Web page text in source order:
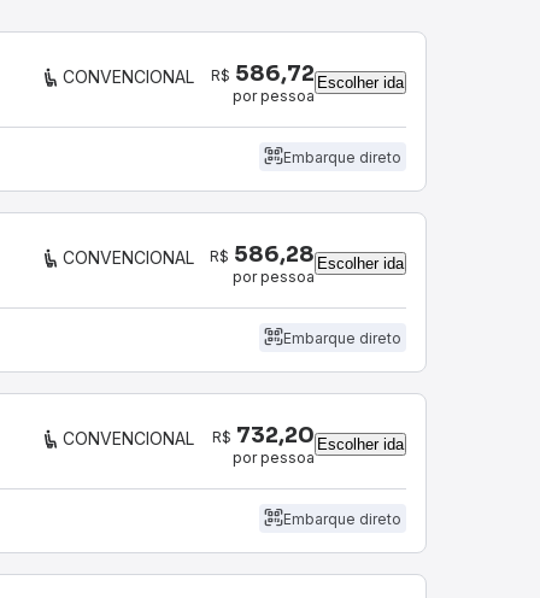
CONVENCIONAL R$ 586,72
por pessoa
Escolher ida
Embarque direto
CONVENCIONAL R$ 586,28
por pessoa
Escolher ida
Embarque direto
CONVENCIONAL R$ 732,20
por pessoa
Escolher ida
Embarque direto